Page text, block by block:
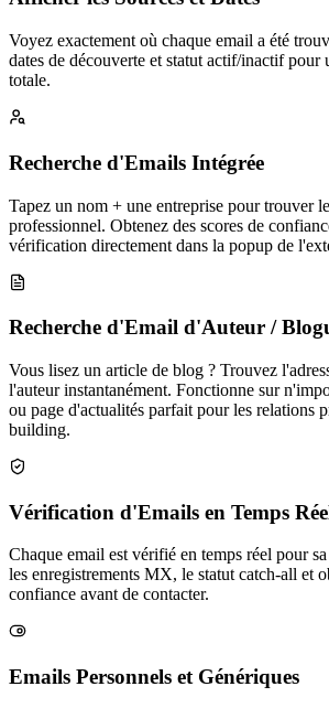
Voyez exactement où chaque email a été
dates de découverte et statut actif/inactif pour
totale.
Recherche d'Emails Intégrée
Tapez un nom + une entreprise pour trouver
professionnel. Obtenez des scores de
vérification directement dans la popup de
Recherche d'Email d'Auteur /
Vous lisez un article de blog ? Trouvez
l'auteur instantanément. Fonctionne sur
ou page d'actualités parfait pour les relations
building.
Vérification d'Emails en Temps
Chaque email est vérifié en temps réel pour
les enregistrements MX, le statut catch-all et
confiance avant de contacter.
Emails Personnels et Génériques